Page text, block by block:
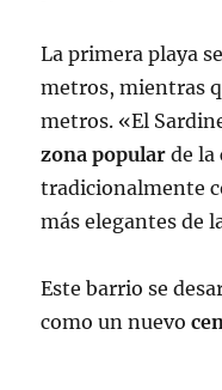
La primera playa
metros, mientras
metros. «El
zona popular de la
tradicionalmente
más elegantes de
Este barrio se
como un nuevo